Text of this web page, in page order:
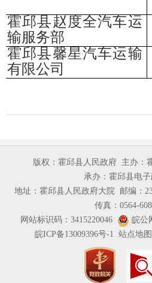
霍邱县赵度全汽车运
输服务部
霍邱县馨星汽车运输
有限公司
版权：霍邱县人民政府 主办：
承办：霍邱县电
地址：霍邱县人民政府大院 邮编：
传真：0564-
网站标识码：3415220046
皖公
皖ICP备13009396号-1 站点地图